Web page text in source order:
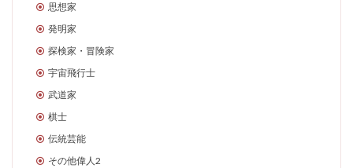
思想家
発明家
探検家・冒険家
宇宙飛行士
武道家
棋士
伝統芸能
その他偉人2